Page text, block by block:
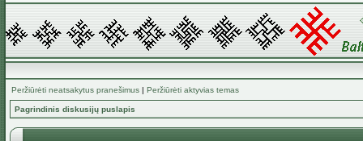
Peržiūrėti neatsakytus pranešimus | Peržiūrėti aktyvias temas
Pagrindinis diskusijų puslapis